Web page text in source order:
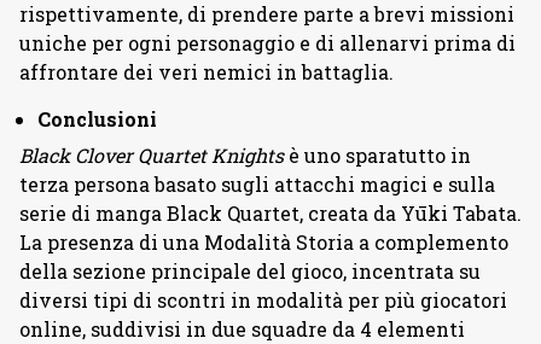
rispettivamente, di prendere parte a brevi missioni
uniche per ogni personaggio e di allenarvi prima di
affrontare dei veri nemici in battaglia.
Conclusioni
Black Clover Quartet Knightsè uno sparatutto in
terza persona basato sugli attacchi magici e sulla
serie di manga Black Quartet, creata da Yūki Tabata.
La presenza di una Modalità Storia a complemento
della sezione principale del gioco, incentrata su
diversi tipi di scontri in modalità per più giocatori
online, suddivisi in due squadre da 4 elementi